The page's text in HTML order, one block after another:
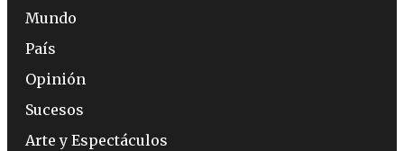
Mundo
País
Opinión
Sucesos
Arte y Espectáculos